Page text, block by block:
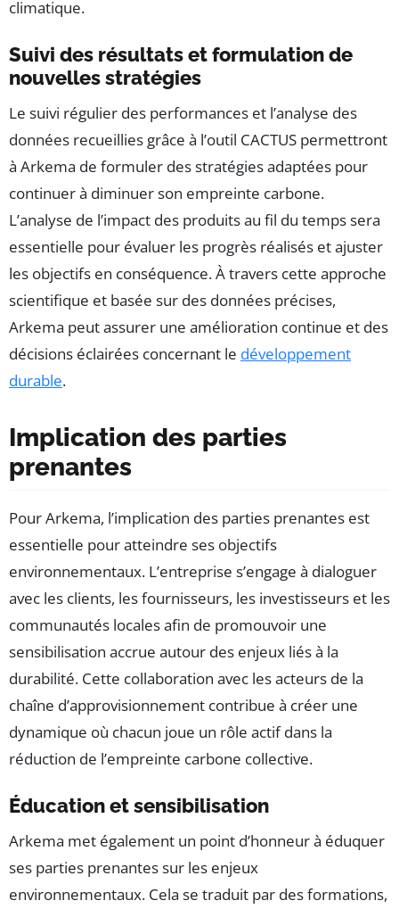
climatique.
Suivi des résultats et formulation de
nouvelles stratégies
Le suivi régulier des performances et l’analyse des
données recueillies grâce à l’outil CACTUS permettront
à Arkema de formuler des stratégies adaptées pour
continuer à diminuer son empreinte carbone.
L’analyse de l’impact des produits au fil du temps sera
essentielle pour évaluer les progrès réalisés et ajuster
les objectifs en conséquence. À travers cette approche
scientifique et basée sur des données précises,
Arkema peut assurer une amélioration continue et des
décisions éclairées concernant le développement
durable.
Implication des parties
prenantes
Pour Arkema, l’implication des parties prenantes est
essentielle pour atteindre ses objectifs
environnementaux. L’entreprise s’engage à dialoguer
avec les clients, les fournisseurs, les investisseurs et les
communautés locales afin de promouvoir une
sensibilisation accrue autour des enjeux liés à la
durabilité. Cette collaboration avec les acteurs de la
chaîne d’approvisionnement contribue à créer une
dynamique où chacun joue un rôle actif dans la
réduction de l’empreinte carbone collective.
Éducation et sensibilisation
Arkema met également un point d’honneur à éduquer
ses parties prenantes sur les enjeux
environnementaux. Cela se traduit par des formations,